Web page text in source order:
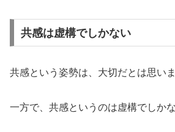
共感は虚構でしかない
共感という姿勢は、大切だとは思いま
一方で、共感というのは虚構でしか